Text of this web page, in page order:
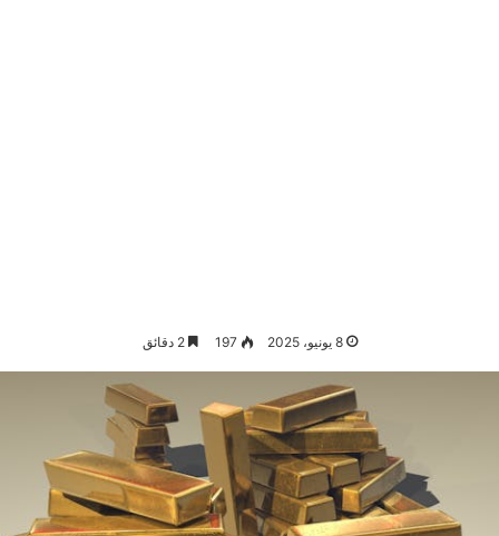
8 يونيو، 2025 197 2 دقائق